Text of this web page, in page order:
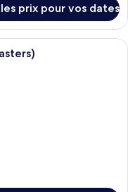
prix pour vos dates
d’hôtel avec deux